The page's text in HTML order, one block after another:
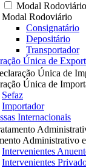
Modal Rodoviário
Modal Rodoviário
Consignatário
Depositário
Transportador
Única de
Única de
Única de
Sefaz
Importador
Internacionais
Administrativo
Intervenientes
Intervenientes